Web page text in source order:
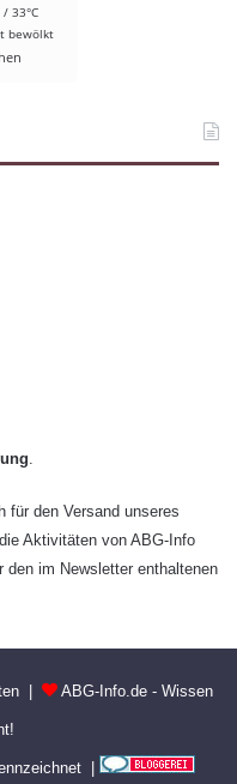
/ 33°C
bewölkt
.
für den Versand unseres
Aktivitäten von ABG-Info
im Newsletter enthaltenen
| ABG-Info.de - Wissen
|